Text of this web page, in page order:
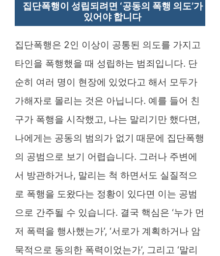
집단폭행이 성립되려면 ‘공동의 폭행 의도’가
있어야 합니다
집단폭행은 2인 이상이 공통된 의도를 가지고
타인을 폭행했을 때 성립하는 범죄입니다. 단
순히 여러 명이 현장에 있었다고 해서 모두가
가해자로 몰리는 것은 아닙니다. 예를 들어 친
구가 폭행을 시작했고, 나는 말리기만 했다면,
나에게는 공동의 범의가 없기 때문에 집단폭행
의 공범으로 보기 어렵습니다. 그러나 주변에
서 방관하거나, 말리는 척 하면서도 실질적으
로 폭행을 도왔다는 정황이 있다면 이는 공범
으로 간주될 수 있습니다. 결국 핵심은 ‘누가 먼
저 폭력을 행사했는가’, ‘서로가 계획하거나 암
묵적으로 동의한 폭력이었는가’, 그리고 ‘말리